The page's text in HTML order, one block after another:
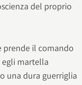
del proprio
prende il comando
martella
una dura guerriglia